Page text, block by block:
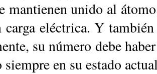
man­tie­nen uni­do al
car­ga eléc­tri­ca. Y
su nú­me­ro de­be
en su es­ta­do